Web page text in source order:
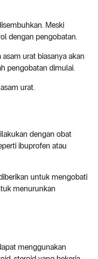
Meski
dengan pengobatan.
urat biasanya akan
pengobatan dimulai.
urat.
dengan obat
ibuprofen atau
untuk mengobati
menurunkan
menggunakan